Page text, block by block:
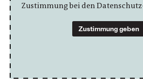
Zustimmung bei den
Zustimmung geben